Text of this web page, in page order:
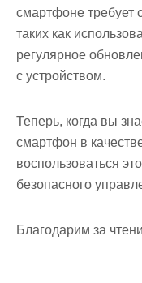
смартфоне требует
таких как
регулярное
с устройством.
Теперь, когда вы
смартфон в
воспользоваться
безопасного
Благодарим за